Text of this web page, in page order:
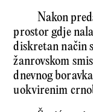
Nakon
prostor gdje
diskretan način
žanrovskom
dnevnog
uokvirenim